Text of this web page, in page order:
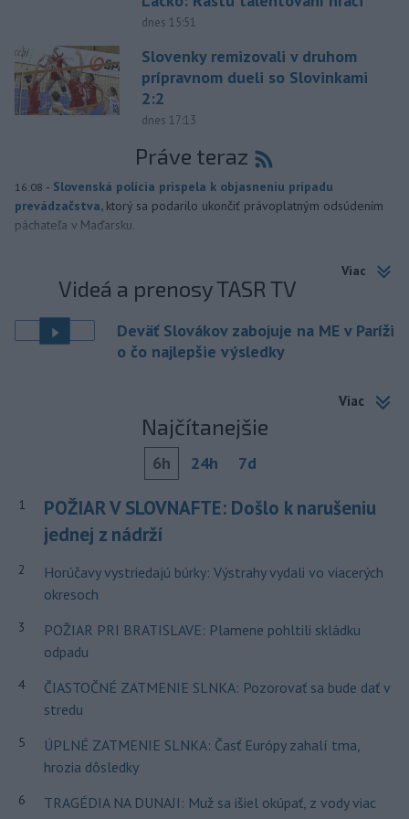
dnes 15:51
Slovenky remizovali v druhom
prípravnom dueli so Slovinkami
2:2
dnes 17:13
Práve teraz
16:08 - Slovenská polícia prispela k objasneniu prípadu
prevádzačstva, ktorý sa podarilo ukončiť právoplatným odsúdením
páchateľa v Maďarsku.
Viac
Videá a prenosy TASR TV
Deväť Slovákov zabojuje na ME v Paríži
o čo najlepšie výsledky
Viac
Najčítanejšie
6h 24h 7d
1
POŽIAR V SLOVNAFTE: Došlo k narušeniu
jednej z nádrží
2
Horúčavy vystriedajú búrky: Výstrahy vydali vo viacerých
okresoch
3
POŽIAR PRI BRATISLAVE: Plamene pohltili skládku
odpadu
4
ČIASTOČNÉ ZATMENIE SLNKA: Pozorovať sa bude dať v
stredu
5
ÚPLNÉ ZATMENIE SLNKA: Časť Európy zahalí tma,
hrozia dôsledky
6
TRAGÉDIA NA DUNAJI: Muž sa išiel okúpať, z vody viac